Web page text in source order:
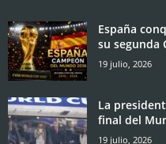
España
su segunda
19 julio, 2026
La
final del
19 julio, 2026